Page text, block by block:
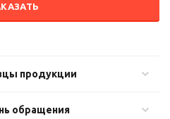
продукции
обращения